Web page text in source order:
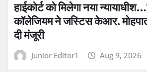
हाईकोर्ट को मिलेगा नया
कॉलेजियम ने जस्टिस केआर.
दी मंजूरी
Junior Editor1 Aug 9, 2026